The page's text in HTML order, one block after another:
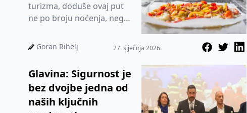
turizma, doduše ovaj put
ne po broju noćenja, nego
iza kulisa svake kuhinje i
Goran Rihelj 27. siječnja 2026.
Glavina: Sigurnost je
bez dvojbe jedna od
naših ključnih